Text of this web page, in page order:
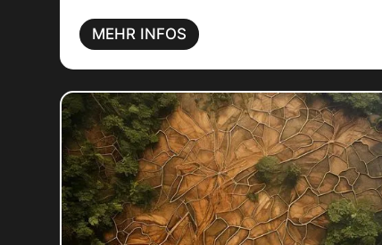
MEHR INFOS